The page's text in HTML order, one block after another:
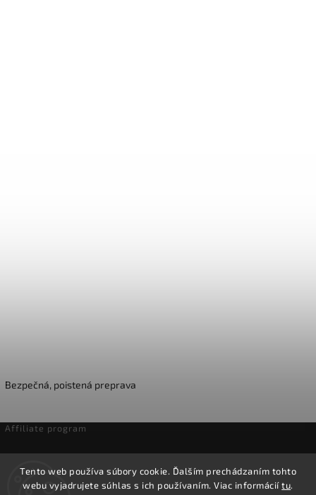
Tento web používa súbory cookie. Ďalším prechádzaním tohto
webu vyjadrujete súhlas s ich používaním. Viac informáciítu.
Bezpečná, poistená preprava
Affiliate program
Odstúpenie od zmluvy